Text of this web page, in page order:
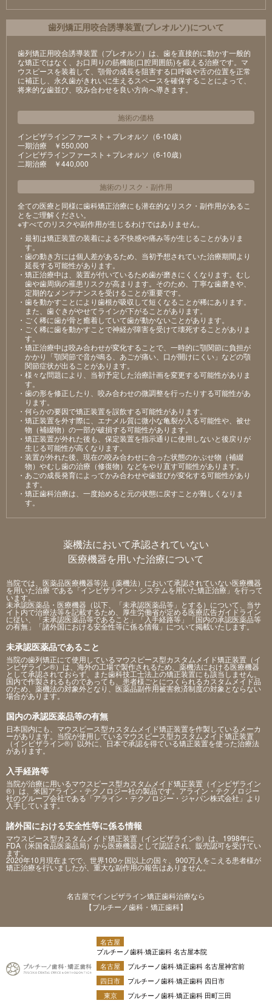
⻭列矯正⽤咬合誘導装置(プレオルソ)について
歯列矯正用咬合誘導装置（プレオルソ）は、歯を直接的に動かす一般的
な矯正ではなく、お口周りの筋機能(口腔周囲筋)を鍛える治療です。マ
ウスピースを装着して、顎骨の成長を阻害する口呼吸や舌の位置を正常
に補正し、永久歯がきれいに生えるスペースを確保することによって、
将来的な歯並び、咬み合わせを良い方向へ導きます。
施術の価格
インビザラインファースト＋プレオルソ（6-10歳）
⼀期治療 ￥550,000
インビザラインファースト＋プレオルソ（6-10歳）
⼆期治療 ￥440,000
施術のリスク ・ 副作用
全ての医療と同様に歯科矯正治療にも潜在的なリスク・副作用があるこ
とをご理解ください。
※すべてのリスクや副作用が生じるわけではありません。
・最初は矯正装置の装着による不快感や痛み等が⽣じることがありま
す。
・⻭の動き⽅には個⼈差があるため、当初予想されていた治療期間より
延⻑する可能性があります。
・矯正治療中は、装置が付いているため⻭が磨きにくくなります。むし
⻭や⻭周病の罹患リスクが⾼まります。そのため、丁寧な⻭磨きや、
定期的なメンテナンスを受けることが重要です。
・⻭を動かすことにより⻭根が吸収して短くなることが稀にあります。
また、⻭ぐきがやせてラインが下がることがあります。
・ごく稀に⻭が⾻と癒着していて⻭が動かないことがあります。
・ごく稀に⻭を動かすことで神経が障害を受けて壊死することがありま
す。
・矯正治療中は咬み合わせが変化することで、⼀時的に顎関節に負担が
かかり「顎関節で⾳が鳴る、あごが痛い、⼝が開けにくい」などの顎
関節症状が出ることがあります。
・様々な問題により、当初予定した治療計画を変更する可能性がありま
す。
・⻭の形を修正したり、咬み合わせの微調整を⾏ったりする可能性があ
ります。
・何らかの要因で矯正装置を誤飲する可能性があります。
・矯正装置を外す際に、エナメル質に微⼩な⻲裂が⼊る可能性や、被せ
物（補綴物）の⼀部が破損する可能性があります。
・矯正装置が外れた後も、保定装置を指⽰通りに使⽤しないと後戻りが
⽣じる可能性が⾼くなります。
・装置が外れた後、現在の咬み合わせに合った状態のかぶせ物（補綴
物）やむし⻭の治療（修復物）などをやり直す可能性があります。
・あごの成⻑発育によってかみ合わせや⻭並びが変化する可能性があり
ます。
・矯正⻭科治療は、⼀度始めると元の状態に戻すことが難しくなりま
す。
薬機法において承認されていない
医療機器を用いた治療について
当院では、医薬品医療機器等法（薬機法）において承認されていない医療機器
を用いた治療 である「インビザライン・システムを用いた矯正治療」を行って
います。
未承認医薬品・医療機器（以下、「未承認医薬品等」とする）について、当サ
イト内で治療法等を記載するため、厚生労働省が定める医療広告ガイドライン
に従い、「未承認医薬品等であること」「入手経路等」「国内の承認医薬品等
の有無」「諸外国における安全性等に係る情報」について掲載いたします。
未承認医薬品であること
当院の歯列矯正にて使用しているマウスピース型カスタムメイド矯正装置（イ
ンビザライン®）は、海外の工場で製作されるため、薬機法における医療機器
として承認されておらず、また歯科技工士法上の矯正装置にも該当しません。
国内で作製されるものであっても、患者様ごとにつくられるカスタムメイド品
のため、薬機法の対象外となり、医薬品副作用被害救済制度の対象とならない
場合があります。
国内の承認医薬品等の有無
日本国内にも、マウスピース型カスタムメイド矯正装置を作製しているメーカ
ーがあります。当院が使用しているマウスピース型カスタムメイド矯正装置
（インビザライン®）以外に、日本で承認を得ている矯正装置を使った治療法
があります。
入手経路等
当院が治療に用いるマウスピース型カスタムメイド矯正装置（インビザライン
®）は、米国アライン・テクノロジー社の製品です。アライン・テクノロジー
社のグループ会社である「アライン・テクノロジー・ジャパン株式会社」より
入手しています。
諸外国における安全性等に係る情報
マウスピース型カスタムメイド矯正装置（インビザライン®）は、1998年に
FDA（米国食品医薬品局）から医療機器として認証され、販売認可を受けてい
ます。
2020年10月現在までで、世界100ヶ国以上の国々、900万人をこえる患者様が
矯正治療を行いましたが、重大な副作用の報告はありません。
名古屋でインビザライン矯正歯科治療なら
【プルチーノ歯科・矯正歯科】
名古屋
プルチーノ歯科·矯正歯科 名古屋本院
名古屋
プルチーノ歯科·矯正歯科 名古屋神宮前
四日市
プルチーノ歯科·矯正歯科 四日市
東京
プルチーノ歯科·矯正歯科 田町三田